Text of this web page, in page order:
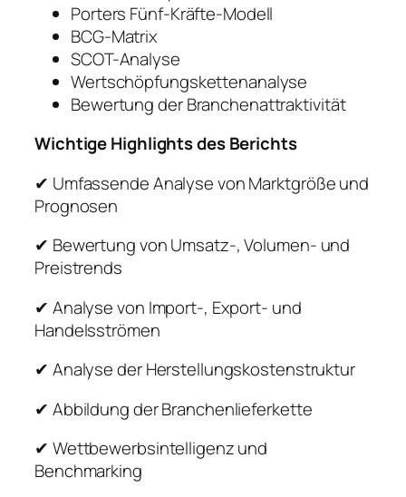
Porters Fünf-Kräfte-Modell
BCG-Matrix
SCOT-Analyse
Wertschöpfungskettenanalyse
Bewertung der Branchenattraktivität
Wichtige Highlights des Berichts
✔ Umfassende Analyse von Marktgröße und
Prognosen
✔ Bewertung von Umsatz-, Volumen- und
Preistrends
✔ Analyse von Import-, Export- und
Handelsströmen
✔ Analyse der Herstellungskostenstruktur
✔ Abbildung der Branchenlieferkette
✔ Wettbewerbsintelligenz und
Benchmarking